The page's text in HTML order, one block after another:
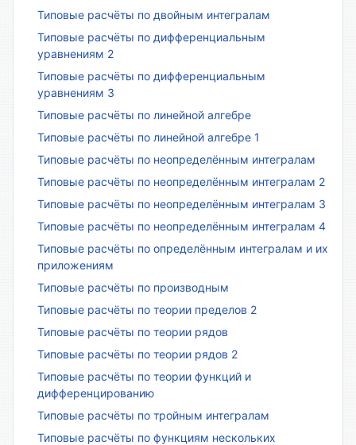
Типовые расчёты по двойным интегралам
Типовые расчёты по дифференциальным
уравнениям 2
Типовые расчёты по дифференциальным
уравнениям 3
Типовые расчёты по линейной алгебре
Типовые расчёты по линейной алгебре 1
Типовые расчёты по неопределённым интегралам
Типовые расчёты по неопределённым интегралам 2
Типовые расчёты по неопределённым интегралам 3
Типовые расчёты по неопределённым интегралам 4
Типовые расчёты по определённым интегралам и их
приложениям
Типовые расчёты по производным
Типовые расчёты по теории пределов 2
Типовые расчёты по теории рядов
Типовые расчёты по теории рядов 2
Типовые расчёты по теории функций и
дифференцированию
Типовые расчёты по тройным интегралам
Типовые расчёты по функциям нескольких